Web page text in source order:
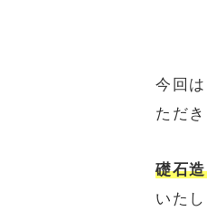
今回
ただき
礎石
いたし